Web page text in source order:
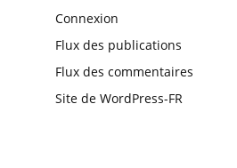
Connexion
Flux des publications
Flux des commentaires
Site de WordPress-FR